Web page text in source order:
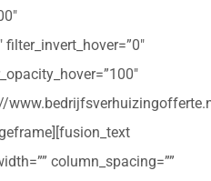
column_spacing=””